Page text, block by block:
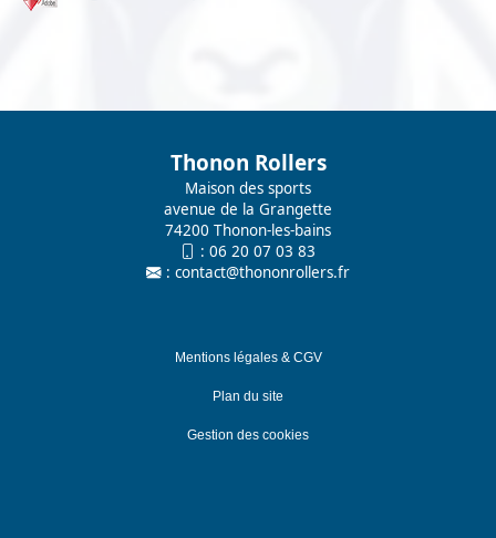
Thonon Rollers
Maison des sports
avenue de la Grangette
74200 Thonon-les-bains
: 06 20 07 03 83
: contact@thononrollers.fr
Mentions légales & CGV
Plan du site
Gestion des cookies